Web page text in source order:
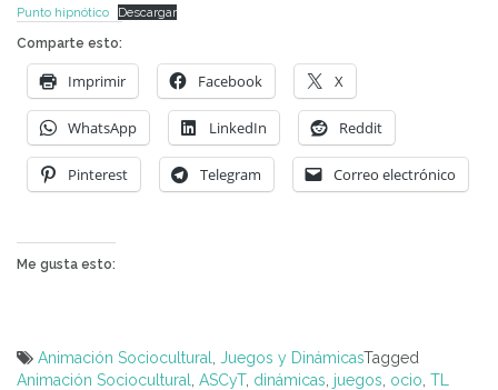
Punto hipnótico
Descargar
Comparte esto:
Imprimir Facebook X
WhatsApp LinkedIn Reddit
Pinterest Telegram Correo electrónico
Me gusta esto:
Animación Sociocultural Juegos y DinámicasTagged
Animación Sociocultural
ASCyT, dinámicas juegos ocio TL